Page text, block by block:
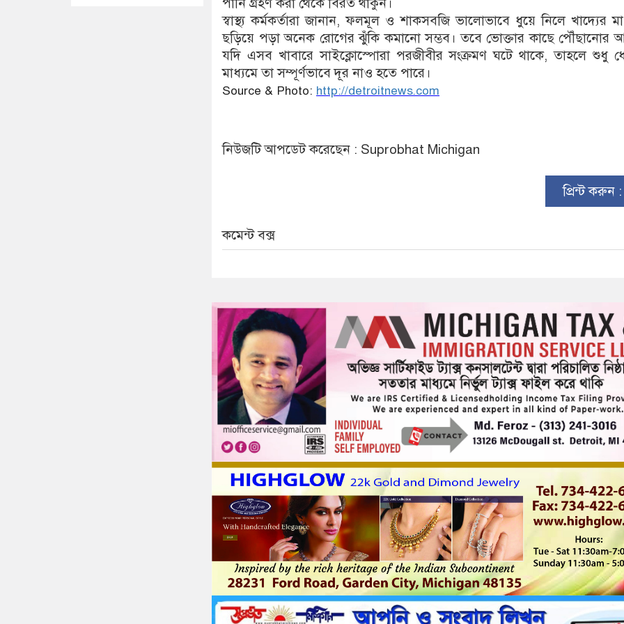
স্বাস্থ্য কর্মকর্তারা জানান, ফলমূল ও শাকসবজি ভালোভাবে ধুয়ে নিলে খাদ্যের
ছড়িয়ে পড়া অনেক রোগের ঝুঁকি কমানো সম্ভব। তবে ভোক্তার কাছে পৌঁছানোর
যদি এসব খাবারে সাইক্লোস্পোরা পরজীবীর সংক্রমণ ঘটে থাকে, তাহলে শুধু
মাধ্যমে তা সম্পূর্ণভাবে দূর নাও হতে পারে।
Source & Photo: http://detroitnews.com
নিউজটি আপডেট করেছেন : Suprobhat Michigan
প্রিন্ট করুন :
কমেন্ট বক্স